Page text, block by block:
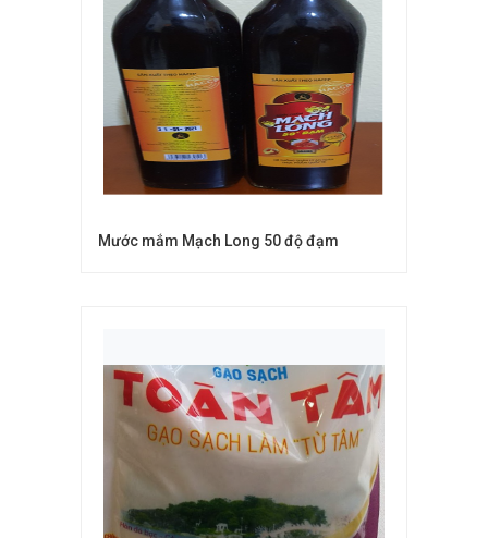
Mước mắm Mạch Long 50 độ đạm